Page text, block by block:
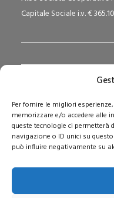
Per fornire le migliori
memorizzare e/o accedere alle
queste tecnologie ci
navigazione o ID unici su
può influire negativamente su
Capitale Sociale i.v. €
Via San Domenico Savio, 6
Reg. Tribunale: n. 187 del
Web:www.pedagogia.it